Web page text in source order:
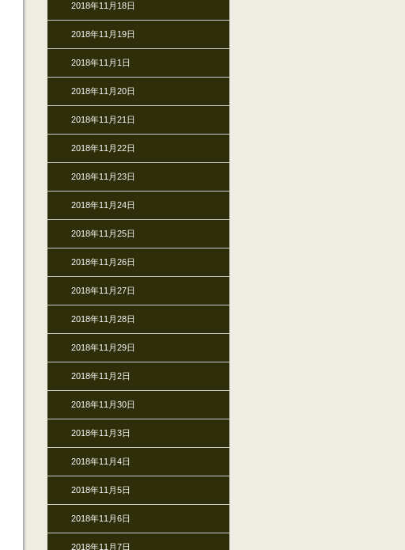
2018年11月18日
2018年11月19日
2018年11月1日
2018年11月20日
2018年11月21日
2018年11月22日
2018年11月23日
2018年11月24日
2018年11月25日
2018年11月26日
2018年11月27日
2018年11月28日
2018年11月29日
2018年11月2日
2018年11月30日
2018年11月3日
2018年11月4日
2018年11月5日
2018年11月6日
2018年11月7日